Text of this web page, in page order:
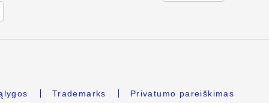
Trademarks Privatumo pareiškimas